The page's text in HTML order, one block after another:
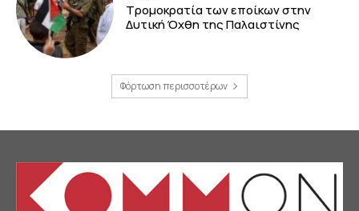
Τρομοκρατία των εποίκων στην
Δυτική Όχθη της Παλαιστίνης
Φόρτωση περισσοτέρων